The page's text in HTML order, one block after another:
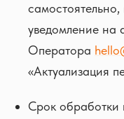
уведомление на
Оператора
«Актуализация
Срок обработки